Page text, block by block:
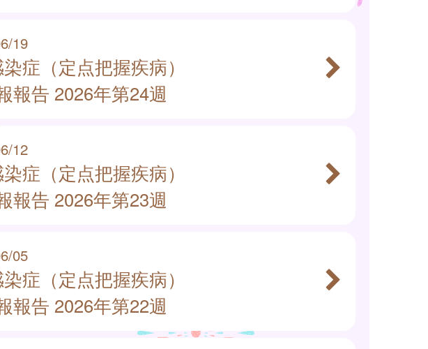
19
症（定点把握疾病）
報告 2026年第24週
12
症（定点把握疾病）
報告 2026年第23週
05
症（定点把握疾病）
報告 2026年第22週